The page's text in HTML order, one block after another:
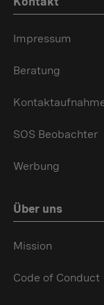
Impressum
Beratung
SOS Beobachter
Werbung
Über uns
Mission
Code of Conduct